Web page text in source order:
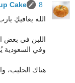
Cake
8 أبريل 2012 في 8:32 م
الله يعافيكِ
اللبن في بعض
وفي السعودية
هناك الحليب،